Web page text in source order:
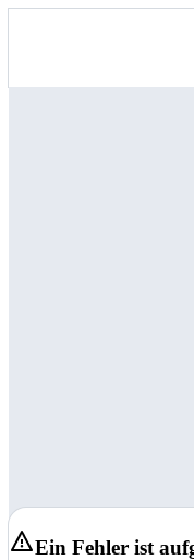
Ein Fehler ist